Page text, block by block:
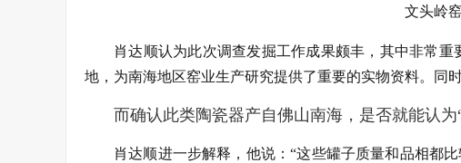
文头岭
肖达顺认为此次调查发掘工作成果颇丰，其中非常
地，为南海地区窑业生产研究提供了重要的实物资料。同
而确认此类陶瓷器产自佛山南海，是否就能认为
肖达顺进一步解释，他说：“这些罐子质量和品相都